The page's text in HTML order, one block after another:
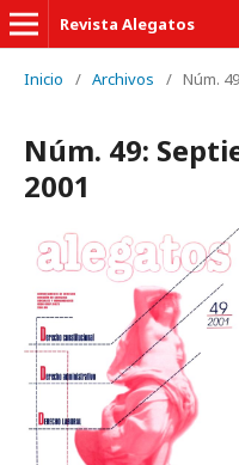
Revista Alegatos
Inicio / Archivos / Núm.
Núm. 49:
2001